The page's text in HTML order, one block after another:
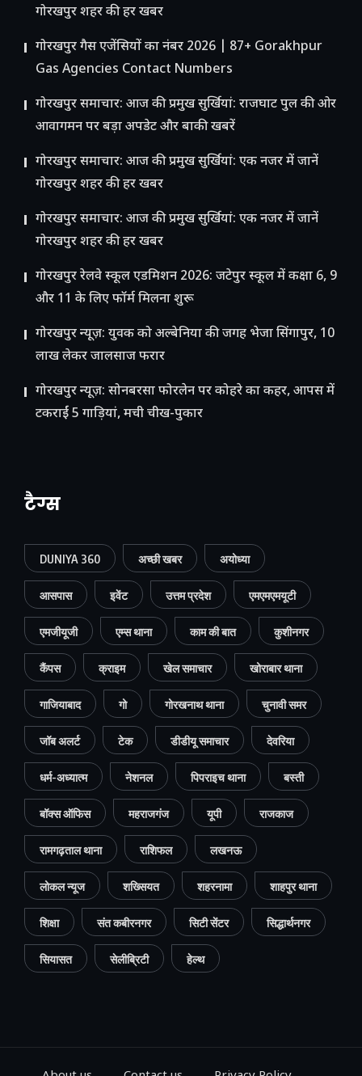
गोरखपुर शहर की हर खबर
गोरखपुर गैस एजेंसियों का नंबर 2026 | 87+ Gorakhpur
Gas Agencies Contact Numbers
गोरखपुर समाचार: आज की प्रमुख सुर्खियां: राजघाट पुल की ओर
आवागमन पर बड़ा अपडेट और बाकी खबरें
गोरखपुर समाचार: आज की प्रमुख सुर्खियां: एक नजर में जानें
गोरखपुर शहर की हर खबर
गोरखपुर समाचार: आज की प्रमुख सुर्खियां: एक नजर में जानें
गोरखपुर शहर की हर खबर
गोरखपुर रेलवे स्कूल एडमिशन 2026: जटेपुर स्कूल में कक्षा 6, 9
और 11 के लिए फॉर्म मिलना शुरू
गोरखपुर न्यूज़: युवक को अल्बेनिया की जगह भेजा सिंगापुर, 10
लाख लेकर जालसाज फरार
गोरखपुर न्यूज़: सोनबरसा फोरलेन पर कोहरे का कहर, आपस में
टकराईं 5 गाड़ियां, मची चीख-पुकार
टैग्स
DUNIYA 360 अच्छी खबर अयोध्या
आसपास इवेंट उत्तम प्रदेश एमएमएमयूटी
एमजीयूजी एम्स थाना काम की बात कुशीनगर
कैंपस क्राइम खेल समाचार खोराबार थाना
गाजियाबाद गो गोरखनाथ थाना चुनावी समर
जॉब अलर्ट टेक डीडीयू समाचार देवरिया
धर्म-अध्यात्म नेशनल पिपराइच थाना बस्ती
बॉक्स ऑफिस महराजगंज यूपी राजकाज
रामगढ़ताल थाना राशिफल लखनऊ
लोकल न्यूज शख्सियत शहरनामा शाहपुर थाना
शिक्षा संत कबीरनगर सिटी सेंटर सिद्धार्थनगर
सियासत सेलीब्रिटी हेल्थ